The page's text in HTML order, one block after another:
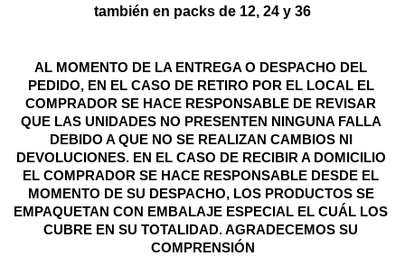
también en packs de 12, 24 y 36
AL MOMENTO DE LA ENTREGA O DESPACHO DEL
PEDIDO, EN EL CASO DE RETIRO POR EL LOCAL EL
COMPRADOR SE HACE RESPONSABLE DE REVISAR
QUE LAS UNIDADES NO PRESENTEN NINGUNA FALLA
DEBIDO A QUE NO SE REALIZAN CAMBIOS NI
DEVOLUCIONES. EN EL CASO DE RECIBIR A DOMICILIO
EL COMPRADOR SE HACE RESPONSABLE DESDE EL
MOMENTO DE SU DESPACHO, LOS PRODUCTOS SE
EMPAQUETAN CON EMBALAJE ESPECIAL EL CUÁL LOS
CUBRE EN SU TOTALIDAD. AGRADECEMOS SU
COMPRENSIÓN